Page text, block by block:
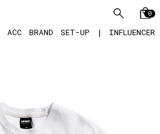
0
ACC BRAND SET-UP | INFLUENCER